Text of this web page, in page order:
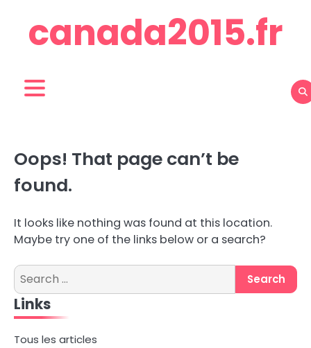
contentcanada2015.fr
Oops! That page can’t be
found.
It looks like nothing was found at this location.
Maybe try one of the links below or a search?
Search
for:
Links
Tous les articles